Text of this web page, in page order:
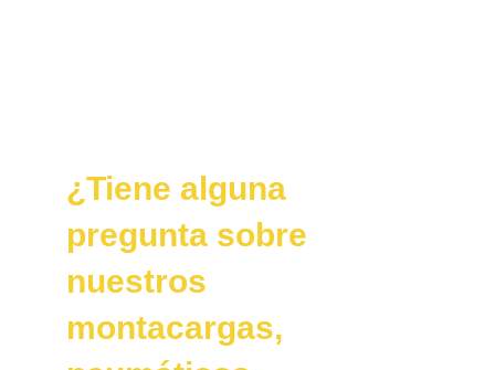
¿Tiene alguna
pregunta sobre
nuestros
montacargas,